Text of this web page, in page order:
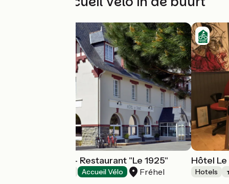
Hôtel de Diane - Restaurant "Le 1925"
Accueil Vélo Fréhel
Hôtel
Hotels